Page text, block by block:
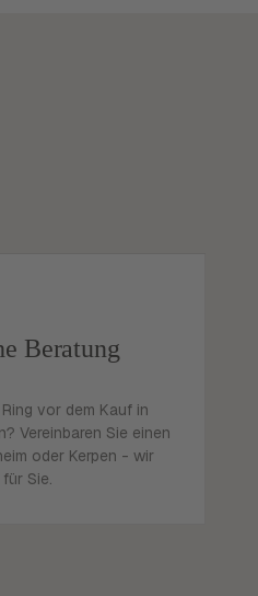
Beratung
vor dem Kauf in
Vereinbaren Sie einen
oder Kerpen - wir
Sie.